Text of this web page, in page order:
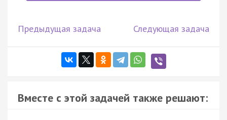
Предыдущая задача Следующая задача
Вместе с этой задачей также решают: